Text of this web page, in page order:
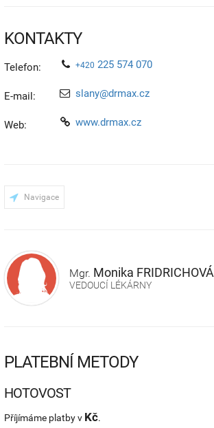
KONTAKTY
Telefon: +420 225 574 070
E-mail: slany@drmax.cz
Web: www.drmax.cz
Navigace
Mgr. Monika FRIDRICHOVÁ
VEDOUCÍ LÉKÁRNY
PLATEBNÍ METODY
HOTOVOST
Příjímáme platby v Kč.